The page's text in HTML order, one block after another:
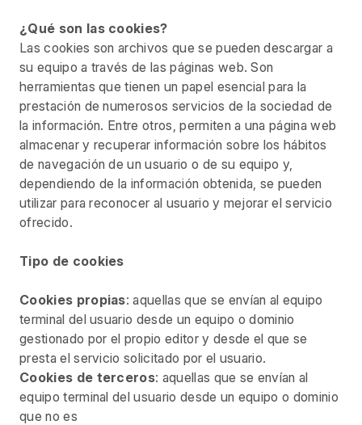
¿Qué son las cookies?
Las cookies son archivos que se pueden descargar a
su equipo a través de las páginas web. Son
herramientas que tienen un papel esencial para la
prestación de numerosos servicios de la sociedad de
la información. Entre otros, permiten a una página web
almacenar y recuperar información sobre los hábitos
de navegación de un usuario o de su equipo y,
dependiendo de la información obtenida, se pueden
utilizar para reconocer al usuario y mejorar el servicio
ofrecido.
Tipo de cookies
Cookies propias: aquellas que se envían al equipo
terminal del usuario desde un equipo o dominio
gestionado por el propio editor y desde el que se
presta el servicio solicitado por el usuario.
Cookies de terceros: aquellas que se envían al
equipo terminal del usuario desde un equipo o dominio
que no es